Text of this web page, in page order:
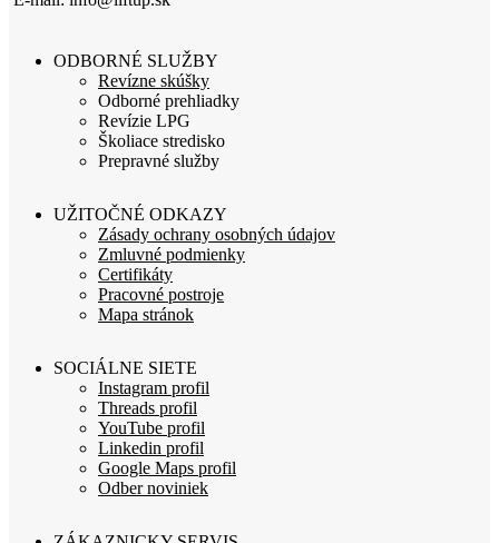
ODBORNÉ SLUŽBY
Revízne skúšky
Odborné prehliadky
Revízie LPG
Školiace stredisko
Prepravné služby
UŽITOČNÉ ODKAZY
Zásady ochrany osobných údajov
Zmluvné podmienky
Certifikáty
Pracovné postroje
Mapa stránok
SOCIÁLNE SIETE
Instagram profil
Threads profil
YouTube profil
Linkedin profil
Google Maps profil
Odber noviniek